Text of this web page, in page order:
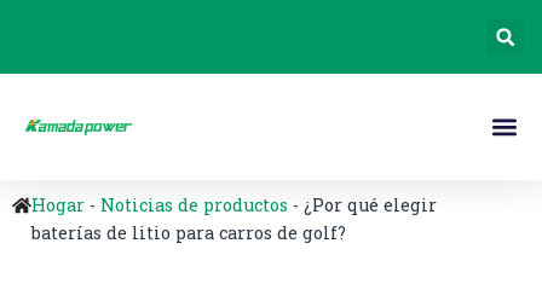
Hogar - Noticias de productos - ¿Por qué elegir
baterías de litio para carros de golf?